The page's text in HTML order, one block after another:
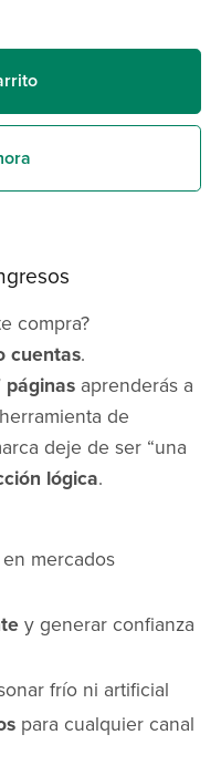
compra?
cuentas.
páginasaprenderás a
de
deje de ser “una
lógica.
en mercados
y generar confianza
frío ni artificial
para cualquier canal